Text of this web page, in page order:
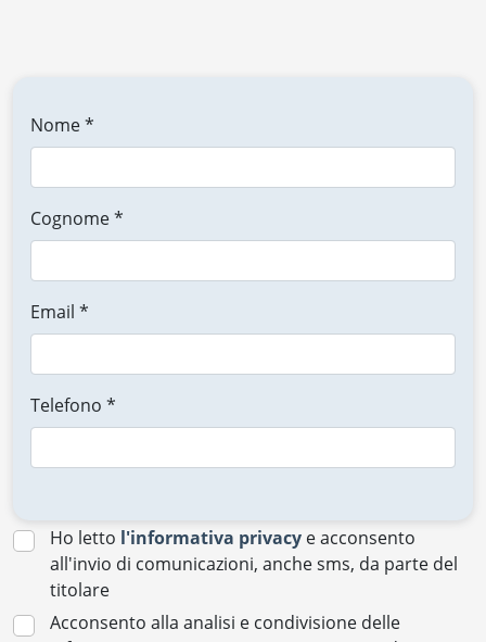
Nome *
Cognome *
Email *
Telefono *
Ho letto l'informativa privacy e acconsento
all'invio di comunicazioni, anche sms, da parte del
titolare
Acconsento alla analisi e condivisione delle